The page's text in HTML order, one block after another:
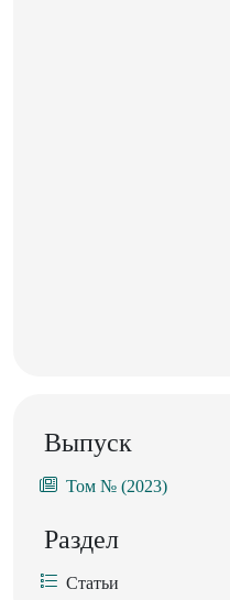
Выпуск
Том № (2023)
Раздел
Статьи